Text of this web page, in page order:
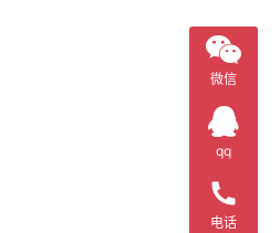
微信
qq
电话